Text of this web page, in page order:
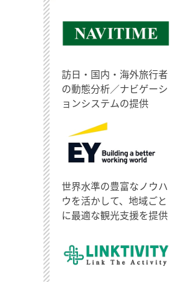
訪日・国内・海外旅行者
の動態分析／ナビゲーシ
ョンシステムの提供
世界水準の豊富なノウハ
ウを活かして、地域ごと
に最適な観光支援を提供